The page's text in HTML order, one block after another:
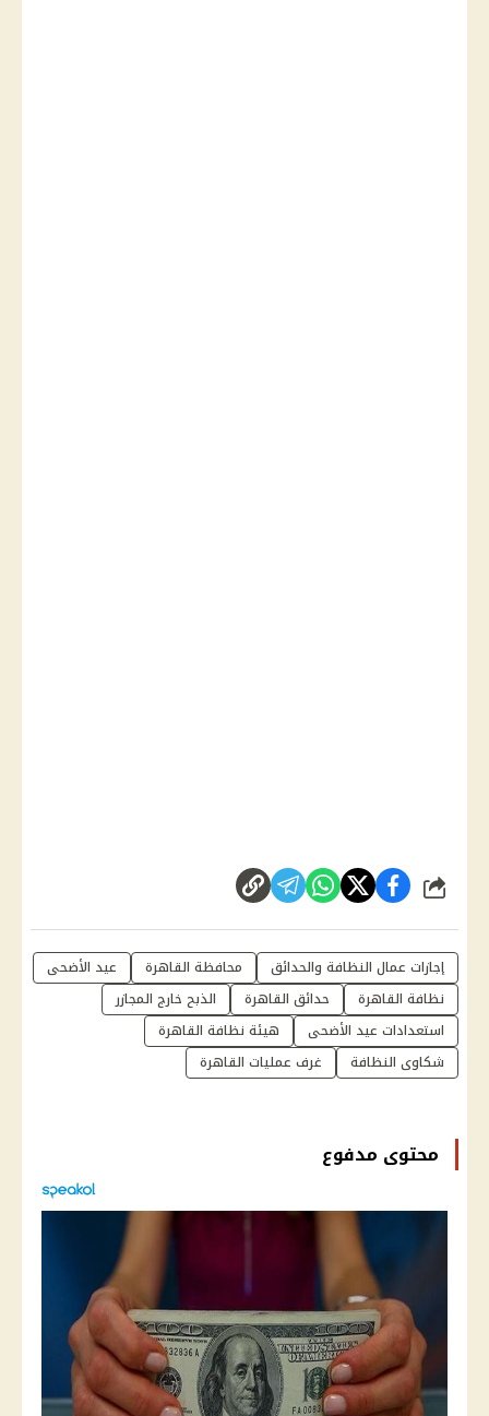
شارك
إجازات عمال النظافة والحدائق محافظة القاهرة
عيد الأضحى
نظافة القاهرة
حدائق القاهرة
الذبح خارج المجازر
استعدادات عيد الأضحى
هيئة نظافة القاهرة
شكاوى النظافة
غرف عمليات القاهرة
محتوى مدفوع